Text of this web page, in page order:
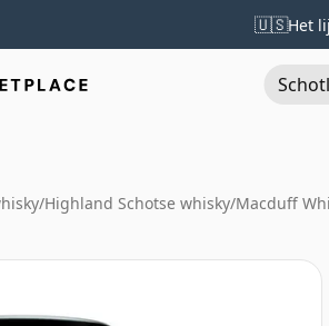
🇺🇸Het
/Highland Schotse whisky/Macduff